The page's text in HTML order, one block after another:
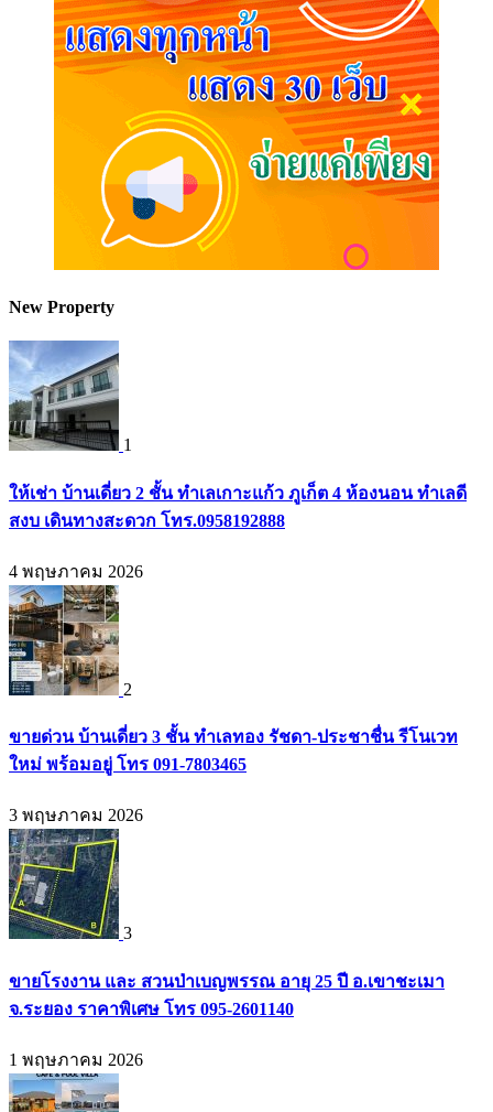
New Property
1
ให้เช่า บ้านเดี่ยว 2 ชั้น ทำเลเกาะแก้ว ภูเก็ต 4 ห้องนอน ทำเลดี
สงบ เดินทางสะดวก โทร.0958192888
4 พฤษภาคม 2026
2
ขายด่วน บ้านเดี่ยว 3 ชั้น ทำเลทอง รัชดา-ประชาชื่น รีโนเวท
ใหม่ พร้อมอยู่ โทร 091-7803465
3 พฤษภาคม 2026
3
ขายโรงงาน และ สวนป่าเบญพรรณ อายุ 25 ปี อ.เขาชะเมา
จ.ระยอง ราคาพิเศษ โทร 095-2601140
1 พฤษภาคม 2026